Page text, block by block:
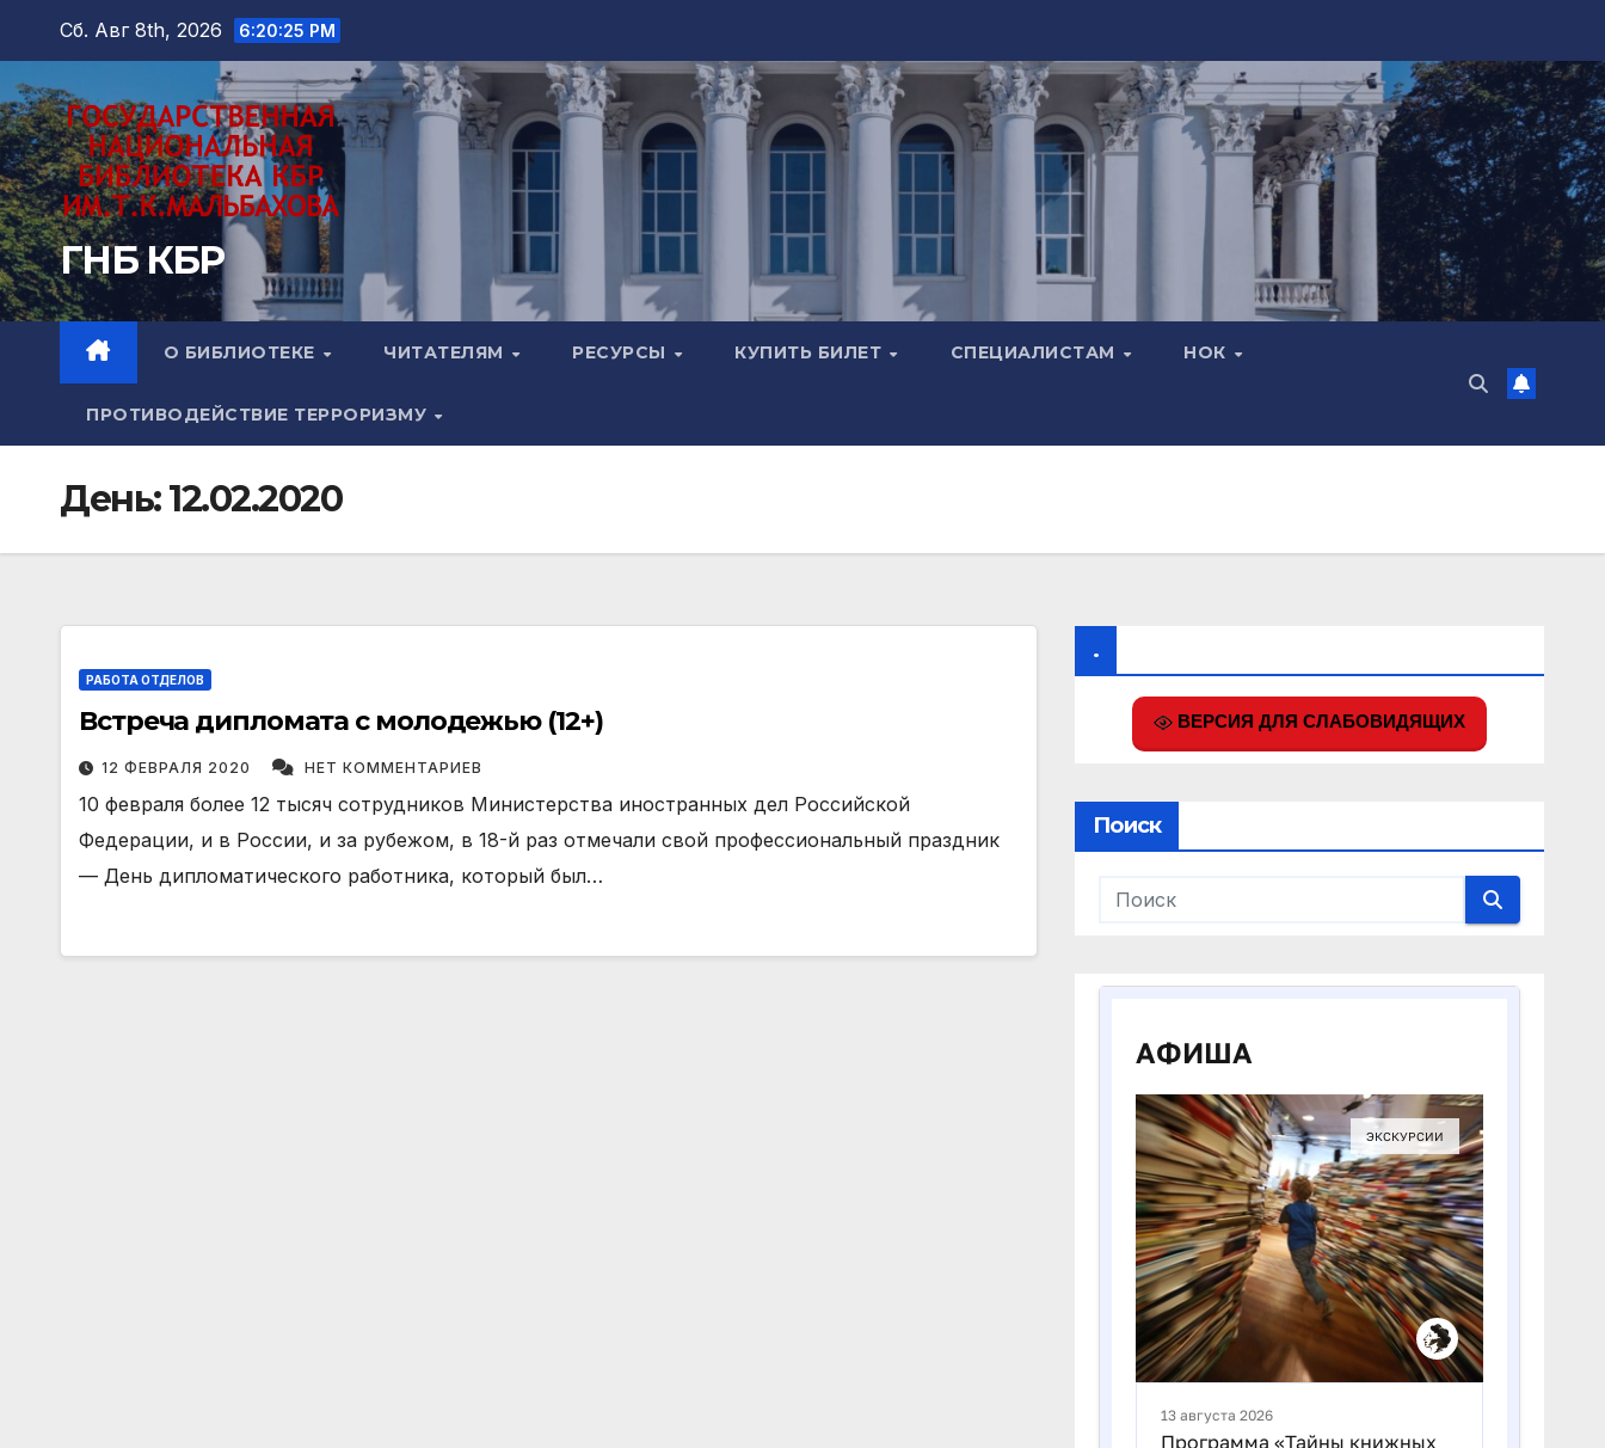
Перейти
содержимому
Сб. Авг 8th, 2026 6:20:27 PM
ГНБ КБР
О БИБЛИОТЕКЕ ЧИТАТЕЛЯМ РЕСУРСЫ КУПИТЬ БИЛЕТ СПЕЦИАЛИСТАМ НОК
ПРОТИВОДЕЙСТВИЕ ТЕРРОРИЗМУ
День:12.02.2020
РАБОТА ОТДЕЛОВ
Встреча дипломата с молодежью (12+)
12 ФЕВРАЛЯ 2020 НЕТ КОММЕНТАРИЕВ
10 февраля более 12 тысяч сотрудников Министерства иностранных дел Российской
Федерации, и в России, и за рубежом, в 18-й раз отмечали свой профессиональный праздник
— День дипломатического работника, который был…
.
ВЕРСИЯ ДЛЯ СЛАБОВИДЯЩИХ
Поиск